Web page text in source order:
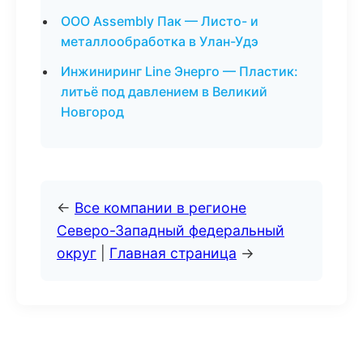
ООО Assembly Пак — Листо- и
металлообработка в Улан-Удэ
Инжиниринг Line Энерго — Пластик:
литьё под давлением в Великий
Новгород
← Все компании в регионе
Северо-Западный федеральный
округ
Главная страница →